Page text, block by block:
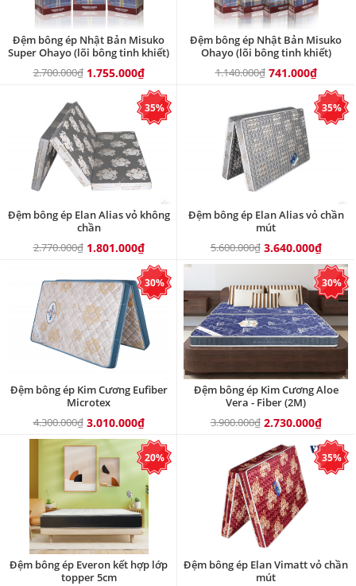
Đệm bông ép Nhật Bản Misuko
Super Ohayo (lõi bông tinh khiết)
2.700.000₫ 1.755.000₫
Đệm bông ép Nhật Bản Misuko
Ohayo (lõi bông tinh khiết)
1.140.000₫ 741.000₫
35%
Đệm bông ép Elan Alias vỏ không
chần
2.770.000₫ 1.801.000₫
35%
Đệm bông ép Elan Alias vỏ chần
mút
5.600.000₫ 3.640.000₫
30%
Đệm bông ép Kim Cương Eufiber
Microtex
4.300.000₫ 3.010.000₫
30%
Đệm bông ép Kim Cương Aloe
Vera - Fiber (2M)
3.900.000₫ 2.730.000₫
20%
Đệm bông ép Everon kết hợp lớp
topper 5cm
35%
Đệm bông ép Elan Vimatt vỏ chần
mút